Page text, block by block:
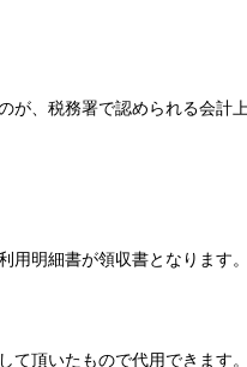
、税務署で認められる会計
明細書が領収書となります。
頂いたもので代用できます。